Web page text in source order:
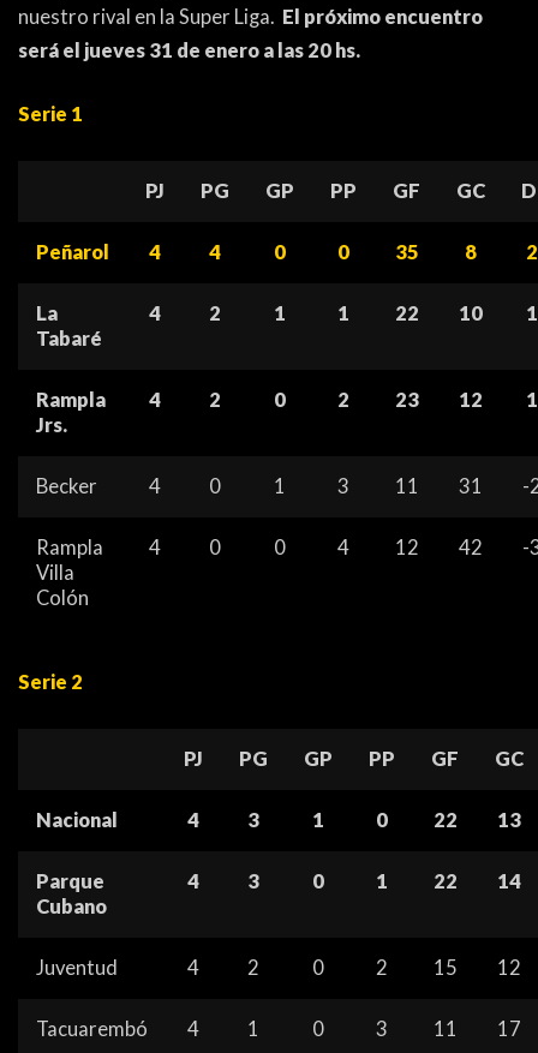
nuestro rival en la Super Liga. El próximo encuentro
será el jueves 31 de enero a las 20 hs.
Serie 1
PJ PG GP PP GF GC
Peñarol 4 4 0 0 35 8
La
Tabaré
4 2 1 1 22 10
Rampla
Jrs.
4 2 0 2 23 12
Becker 4 0 1 3 11 31 -
Rampla
Villa
Colón
4 0 0 4 12 42 -
Serie 2
PJ PG GP PP GF GC
Nacional 4 3 1 0 22 13
Parque
Cubano
4 3 0 1 22 14
Juventud 4 2 0 2 15 12
Tacuarembó 4 1 0 3 11 17